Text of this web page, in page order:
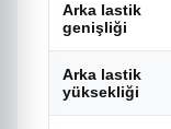
Arka lastik
genişliği
Arka lastik
yüksekliği